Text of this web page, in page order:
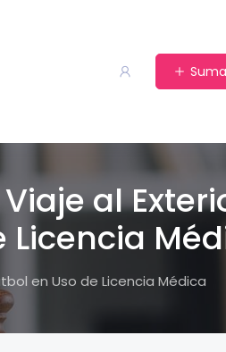
al
Licencia
en Uso de Licencia Médica